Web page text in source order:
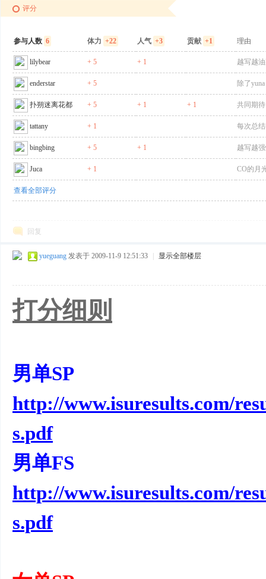
评分
参与人数 6 体力 +22 人气 +3 贡献 +1 理由
lilybear + 5 + 1 越写越
enderstar + 5 除了
扑朔迷离花都 + 5 + 1 + 1 共同期
tattany + 1 每次总
bingbing + 5 + 1 越写越
Juca + 1 CO的月
查看全部评分
回复
yueguang 发表于 2009-11-9 12:51:33 显示全部楼层
打分细则
男单SP
http://www.isuresults.com/
s.pdf
男单FS
http://www.isuresults.com/
s.pdf